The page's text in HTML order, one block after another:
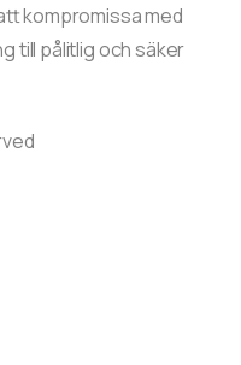
kompromissa med
till pålitlig och säker